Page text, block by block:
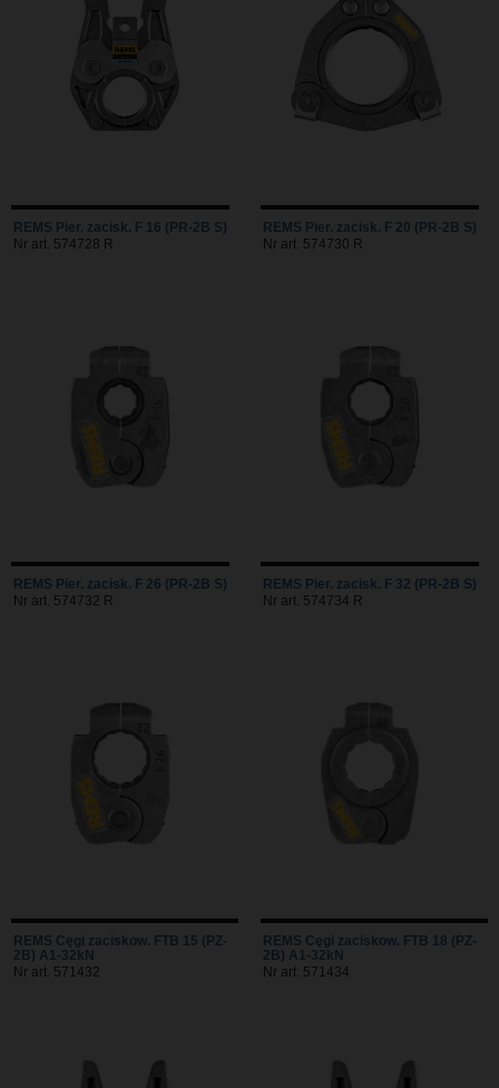
REMS Pier. zacisk. F 16 (PR-2B S)
Nr art. 574728 R
REMS Pier. zacisk. F 20 (PR-2B S)
Nr art. 574730 R
REMS Pier. zacisk. F 26 (PR-2B S)
Nr art. 574732 R
REMS Pier. zacisk. F 32 (PR-2B S)
Nr art. 574734 R
REMS Cęgi zaciskow. FTB 15 (PZ-
2B) A1-32kN
Nr art. 571432
REMS Cęgi zaciskow. FTB 18 (PZ-
2B) A1-32kN
Nr art. 571434